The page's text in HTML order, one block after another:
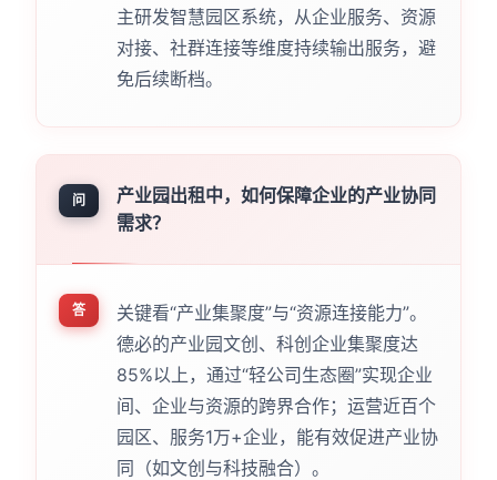
主研发智慧园区系统，从企业服务、资源
对接、社群连接等维度持续输出服务，避
免后续断档。
问
产业园出租中，如何保障企业的产业协同
需求？
答
关键看“产业集聚度”与“资源连接能力”。
德必的产业园文创、科创企业集聚度达
85%以上，通过“轻公司生态圈”实现企业
间、企业与资源的跨界合作；运营近百个
园区、服务1万+企业，能有效促进产业协
同（如文创与科技融合）。